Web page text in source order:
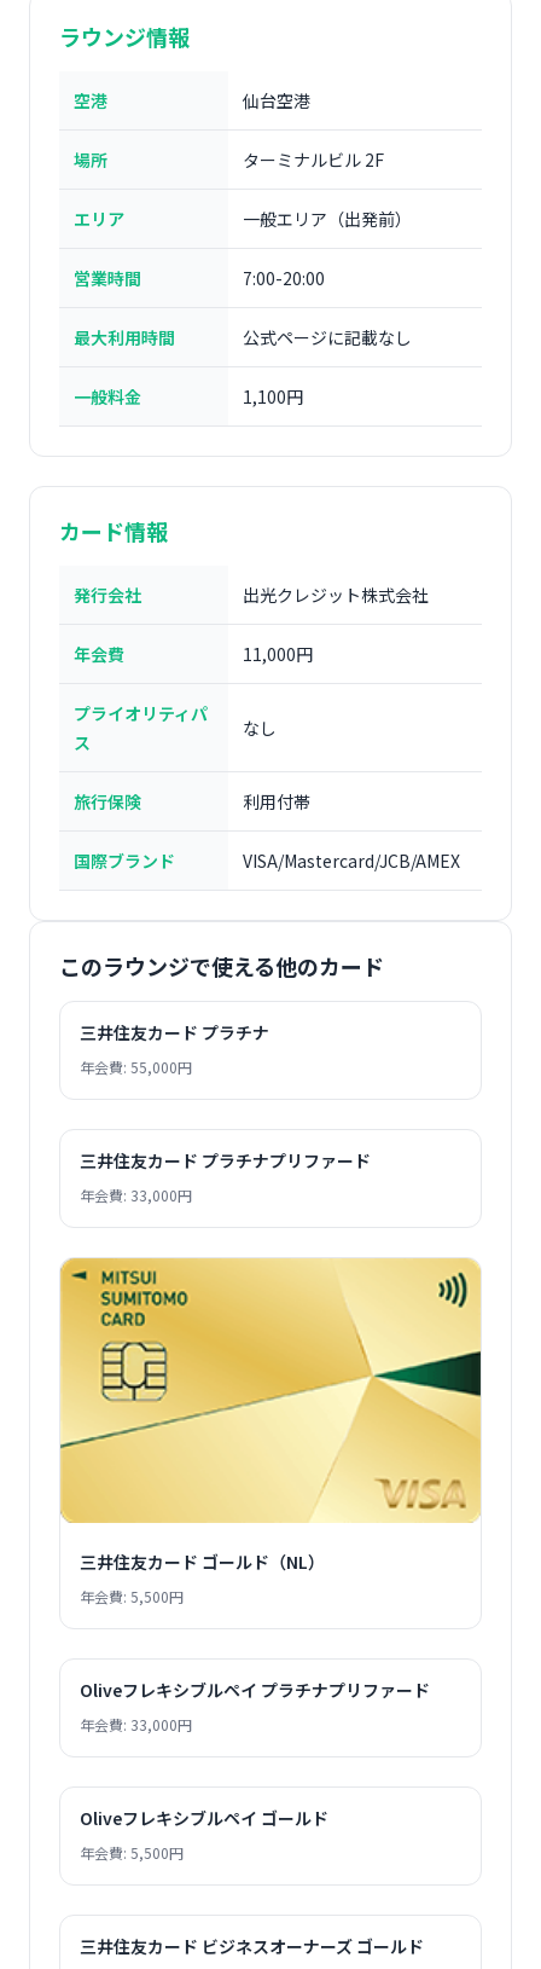
ラウンジ情報
空港 仙台空港
場所 ターミナルビル 2F
エリア 一般エリア（出発前）
営業時間 7:00-20:00
最大利用時間 公式ページに記載なし
一般料金 1,100円
カード情報
発行会社 出光クレジット株式会社
年会費 11,000円
プライオリティパ
ス
なし
旅行保険 利用付帯
国際ブランド VISA/Mastercard/JCB/AMEX
このラウンジで使える他のカード
三井住友カード プラチナ
年会費: 55,000円
三井住友カード プラチナプリファード
年会費: 33,000円
三井住友カード ゴールド（NL）
年会費: 5,500円
Oliveフレキシブルペイ プラチナプリファード
年会費: 33,000円
Oliveフレキシブルペイ ゴールド
年会費: 5,500円
三井住友カード ビジネスオーナーズ ゴールド